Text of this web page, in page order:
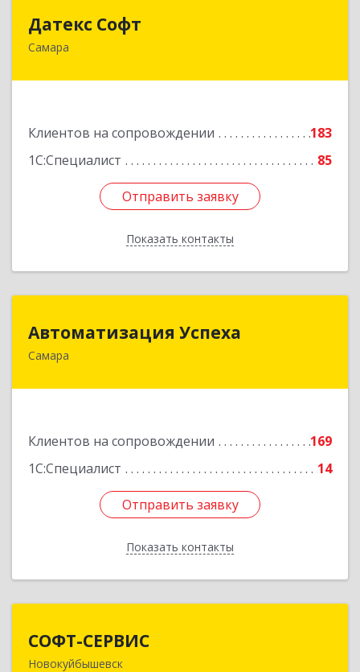
Датекс Софт
Самара
Клиентов на сопровождении
183
1С:Специалист
85
Отправить заявку
Показать контакты
443070, Самарская обл, Самара г, Партизанская
Отправить заявку
Назад
Автоматизация Успеха
Самара
Клиентов на сопровождении
169
1С:Специалист
14
Отправить заявку
Показать контакты
Отправить заявку
Назад
СОФТ-СЕРВИС
Новокуйбышевск
446206, Самарская обл, Новокуйбышевск г,